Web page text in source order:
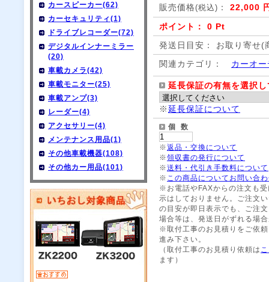
カースピーカー(62)
カーセキュリティ(1)
ドライブレコーダー(72)
デジタルインナーミラー
(20)
車載カメラ(42)
車載モニター(25)
車載アンプ(3)
レーダー(4)
アクセサリー(4)
メンテナンス用品(1)
その他車載機器(108)
その他カー用品(101)
販売価格(税込) ： 22,000
ポイント： 0 Pt
発送日目安： お取り寄せ(
関連カテゴリ：
カーオ
延長保証の有無を選択
※延長保証について
個 数
※返品・交換について
※領収書の発行について
※送料・代引き手数料について
※ この商品についてお問い合
※お電話やFAXからの注文も
示はしておりません。ご注文
の目安が即日表示でも、ご注
場合等は、発送日がずれる場
※取付工事のお見積りをご依
進み下さい。
（取付工事のお見積り依頼は
ます）